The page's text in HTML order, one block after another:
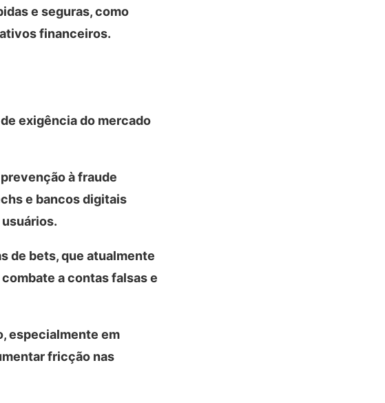
e seguras, como
financeiros.
exigência do mercado
à fraude
e bancos digitais
de bets, que atualmente
a contas falsas e
especialmente em
fricção nas